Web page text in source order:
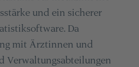
und ein sicherer
Da
mit Ärztinnen und
Verwaltungsabteilungen